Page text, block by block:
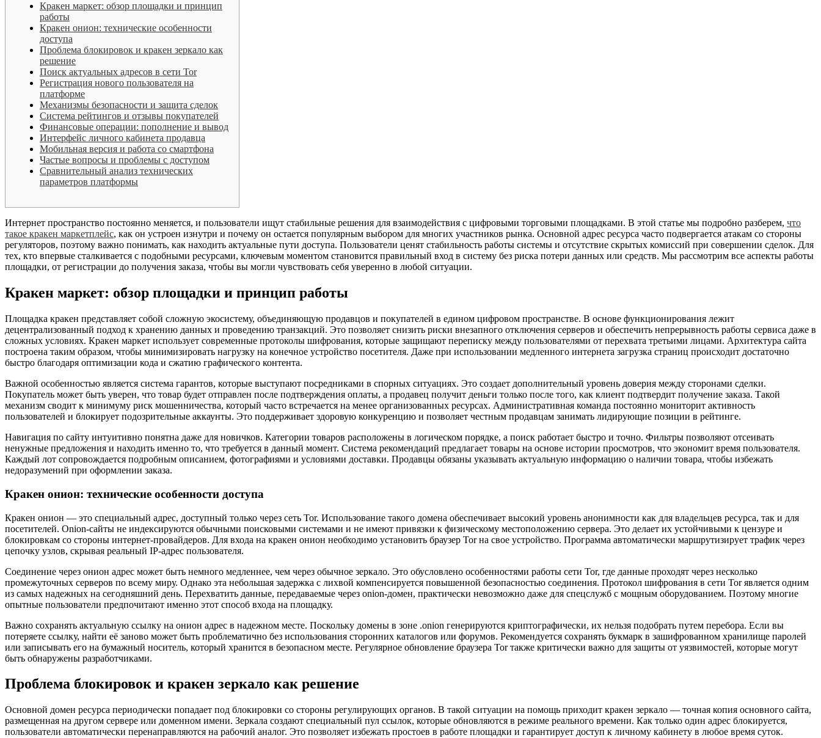
Кракен маркет: обзор площадки и принцип
работы
Кракен онион: технические особенности
доступа
Проблема блокировок и кракен зеркало как
решение
Поиск актуальных адресов в сети Tor
Регистрация нового пользователя на
платформе
Механизмы безопасности и защита сделок
Система рейтингов и отзывы покупателей
Финансовые операции: пополнение и вывод
Интерфейс личного кабинета продавца
Мобильная версия и работа со смартфона
Частые вопросы и проблемы с доступом
Сравнительный анализ технических
параметров платформы
Интернет пространство постоянно меняется, и пользователи ищут стабильные решения для взаимодействия с цифровыми торговыми площадками. В этой статье мы подробно разберем, что
такое кракен маркетплейс, как он устроен изнутри и почему он остается популярным выбором для многих участников рынка. Основной адрес ресурса часто подвергается атакам со стороны
регуляторов, поэтому важно понимать, как находить актуальные пути доступа. Пользователи ценят стабильность работы системы и отсутствие скрытых комиссий при совершении сделок. Для
тех, кто впервые сталкивается с подобными ресурсами, ключевым моментом становится правильный вход в систему без риска потери данных или средств. Мы рассмотрим все аспекты работы
площадки, от регистрации до получения заказа, чтобы вы могли чувствовать себя уверенно в любой ситуации.
Кракен маркет: обзор площадки и принцип работы
Площадка кракен представляет собой сложную экосистему, объединяющую продавцов и покупателей в едином цифровом пространстве. В основе функционирования лежит
децентрализованный подход к хранению данных и проведению транзакций. Это позволяет снизить риски внезапного отключения серверов и обеспечить непрерывность работы сервиса даже в
сложных условиях. Кракен маркет использует современные протоколы шифрования, которые защищают переписку между пользователями от перехвата третьими лицами. Архитектура сайта
построена таким образом, чтобы минимизировать нагрузку на конечное устройство посетителя. Даже при использовании медленного интернета загрузка страниц происходит достаточно
быстро благодаря оптимизации кода и сжатию графического контента.
Важной особенностью является система гарантов, которые выступают посредниками в спорных ситуациях. Это создает дополнительный уровень доверия между сторонами сделки.
Покупатель может быть уверен, что товар будет отправлен после подтверждения оплаты, а продавец получит деньги только после того, как клиент подтвердит получение заказа. Такой
механизм сводит к минимуму риск мошенничества, который часто встречается на менее организованных ресурсах. Административная команда постоянно мониторит активность
пользователей и блокирует подозрительные аккаунты. Это поддерживает здоровую конкуренцию и позволяет честным продавцам занимать лидирующие позиции в рейтинге.
Навигация по сайту интуитивно понятна даже для новичков. Категории товаров расположены в логическом порядке, а поиск работает быстро и точно. Фильтры позволяют отсеивать
ненужные предложения и находить именно то, что требуется в данный момент. Система рекомендаций предлагает товары на основе истории просмотров, что экономит время пользователя.
Каждый лот сопровождается подробным описанием, фотографиями и условиями доставки. Продавцы обязаны указывать актуальную информацию о наличии товара, чтобы избежать
недоразумений при оформлении заказа.
Кракен онион: технические особенности доступа
Кракен онион — это специальный адрес, доступный только через сеть Tor. Использование такого домена обеспечивает высокий уровень анонимности как для владельцев ресурса, так и для
посетителей. Onion-сайты не индексируются обычными поисковыми системами и не имеют привязки к физическому местоположению сервера. Это делает их устойчивыми к цензуре и
блокировкам со стороны интернет-провайдеров. Для входа на кракен онион необходимо установить браузер Tor на свое устройство. Программа автоматически маршрутизирует трафик через
цепочку узлов, скрывая реальный IP-адрес пользователя.
Соединение через онион адрес может быть немного медленнее, чем через обычное зеркало. Это обусловлено особенностями работы сети Tor, где данные проходят через несколько
промежуточных серверов по всему миру. Однако эта небольшая задержка с лихвой компенсируется повышенной безопасностью соединения. Протокол шифрования в сети Tor является одним
из самых надежных на сегодняшний день. Перехватить данные, передаваемые через onion-домен, практически невозможно даже для спецслужб с мощным оборудованием. Поэтому многие
опытные пользователи предпочитают именно этот способ входа на площадку.
Важно сохранять актуальную ссылку на онион адрес в надежном месте. Поскольку домены в зоне .onion генерируются криптографически, их нельзя подобрать путем перебора. Если вы
потеряете ссылку, найти её заново может быть проблематично без использования сторонних каталогов или форумов. Рекомендуется сохранять букмарк в зашифрованном хранилище паролей
или записывать его на бумажный носитель, который хранится в безопасном месте. Регулярное обновление браузера Tor также критически важно для защиты от уязвимостей, которые могут
быть обнаружены разработчиками.
Проблема блокировок и кракен зеркало как решение
Основной домен ресурса периодически попадает под блокировки со стороны регулирующих органов. В такой ситуации на помощь приходит кракен зеркало — точная копия основного сайта,
размещенная на другом сервере или доменном имени. Зеркала создают специальный пул ссылок, которые обновляются в режиме реального времени. Как только один адрес блокируется,
пользователи автоматически перенаправляются на рабочий аналог. Это позволяет избежать простоев в работе площадки и гарантирует доступ к личному кабинету в любое время суток.